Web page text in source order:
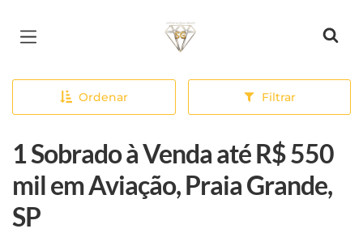
Página inicial
Ordenar Filtrar
1 Sobrado à Venda até R$ 550
mil em Aviação, Praia Grande,
SP